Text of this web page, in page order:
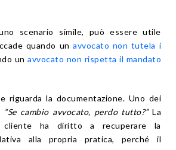
scenario simile, può essere utile
quando unavvocato non tutela i
unavvocato non rispetta il mandato
riguarda la documentazione. Uno dei
“Se cambio avvocato, perdo tutto?”La
ha diritto a recuperare la
alla propria pratica, perché il